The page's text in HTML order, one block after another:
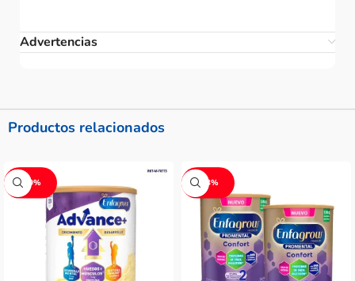
Advertencias
Productos relacionados
-30% -13%